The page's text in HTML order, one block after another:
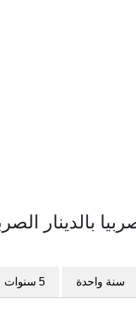
سنة واحدة 5 سنوات